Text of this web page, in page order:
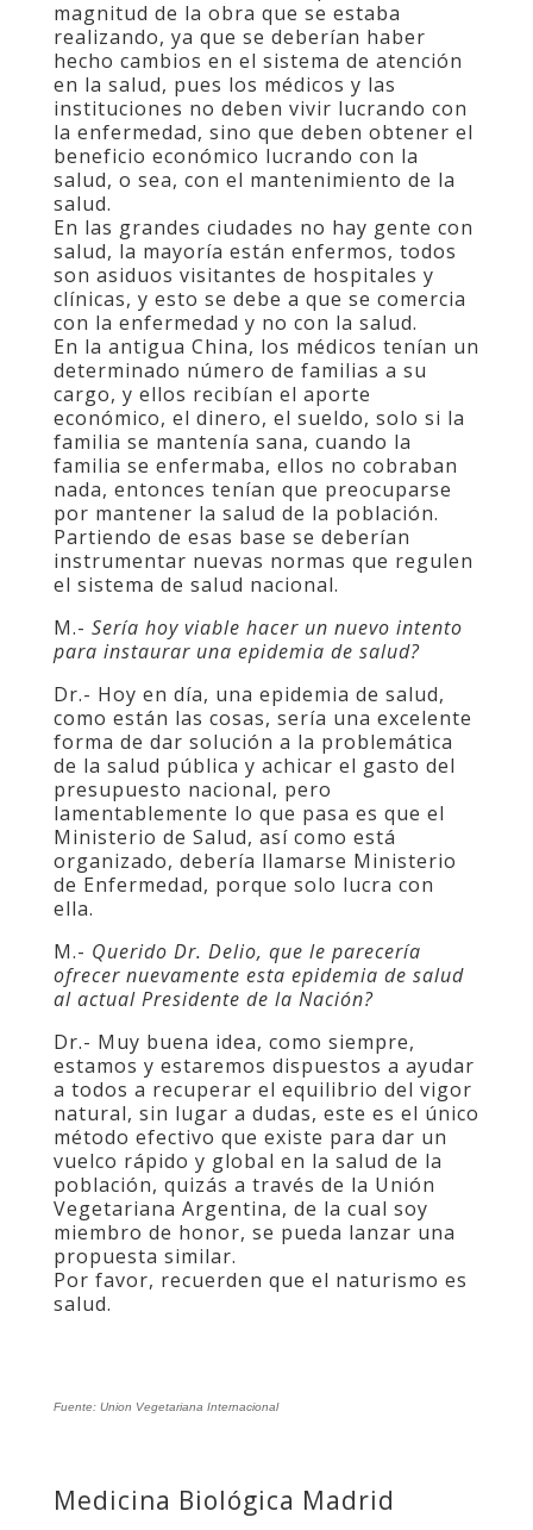
magnitud de la obra que se estaba
realizando, ya que se deberían haber
hecho cambios en el sistema de atención
en la salud, pues los médicos y las
instituciones no deben vivir lucrando con
la enfermedad, sino que deben obtener el
beneficio económico lucrando con la
salud, o sea, con el mantenimiento de la
salud.
En las grandes ciudades no hay gente con
salud, la mayoría están enfermos, todos
son asiduos visitantes de hospitales y
clínicas, y esto se debe a que se comercia
con la enfermedad y no con la salud.
En la antigua China, los médicos tenían un
determinado número de familias a su
cargo, y ellos recibían el aporte
económico, el dinero, el sueldo, solo si la
familia se mantenía sana, cuando la
familia se enfermaba, ellos no cobraban
nada, entonces tenían que preocuparse
por mantener la salud de la población.
Partiendo de esas base se deberían
instrumentar nuevas normas que regulen
el sistema de salud nacional.
M.- Sería hoy viable hacer un nuevo intento
para instaurar una epidemia de salud?
Dr.- Hoy en día, una epidemia de salud,
como están las cosas, sería una excelente
forma de dar solución a la problemática
de la salud pública y achicar el gasto del
presupuesto nacional, pero
lamentablemente lo que pasa es que el
Ministerio de Salud, así como está
organizado, debería llamarse Ministerio
de Enfermedad, porque solo lucra con
ella.
M.- Querido Dr. Delio, que le parecería
ofrecer nuevamente esta epidemia de salud
al actual Presidente de la Nación?
Dr.- Muy buena idea, como siempre,
estamos y estaremos dispuestos a ayudar
a todos a recuperar el equilibrio del vigor
natural, sin lugar a dudas, este es el único
método efectivo que existe para dar un
vuelco rápido y global en la salud de la
población, quizás a través de la Unión
Vegetariana Argentina, de la cual soy
miembro de honor, se pueda lanzar una
propuesta similar.
Por favor, recuerden que el naturismo es
salud.
Fuente: Union Vegetariana Internacional
Medicina Biológica Madrid